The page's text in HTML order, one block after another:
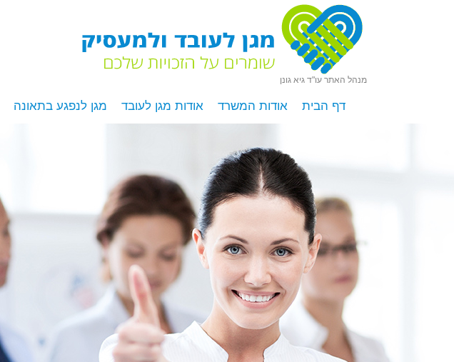
מנהל האתר עו"ד גיא גונן
דף הבית אודות המשרד אודות מגן לעובד מגן לנפגע בתאונה